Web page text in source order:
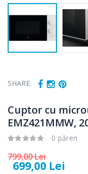
SHARE:
Cuptor cu
EMZ421MMW,
0 păreri
799,00 Lei
699,00 Lei
Cuptor cu
microunde
Heinner ...
289,00 Lei